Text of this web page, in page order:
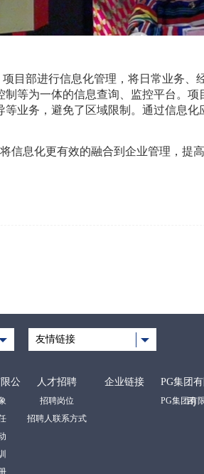
部进行信息化管理，将日常业务、
等为一体的信息查询、监控平台。
业务，避免了区域限制。通过信息
息化更有效的融合到企业管理，提
友情链接
公
人才招聘
招聘岗位
招聘人联系方式
企业链接
PG集团
司
PG集团有